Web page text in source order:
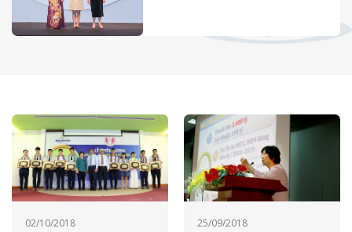
02/10/2018 25/09/2018